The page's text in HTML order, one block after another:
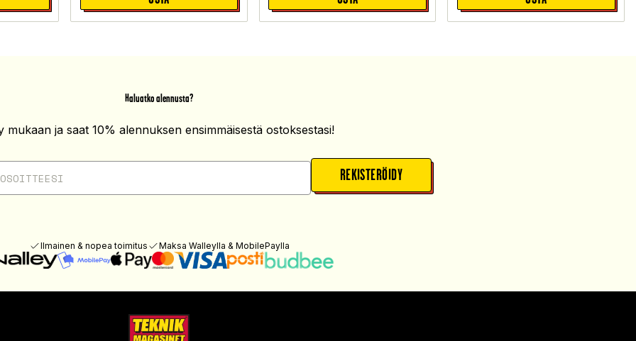
Haluatko alennusta?
mukaan ja saat 10% alennuksen ensimmäisestä ostoksestasi!
REKISTERÖIDY
Ilmainen & nopea toimitus Maksa Walleylla & MobilePaylla